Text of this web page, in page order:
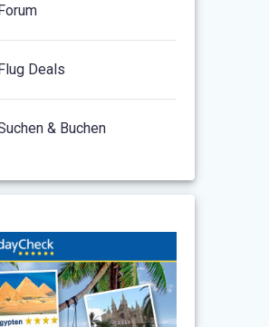
Deals
& Buchen